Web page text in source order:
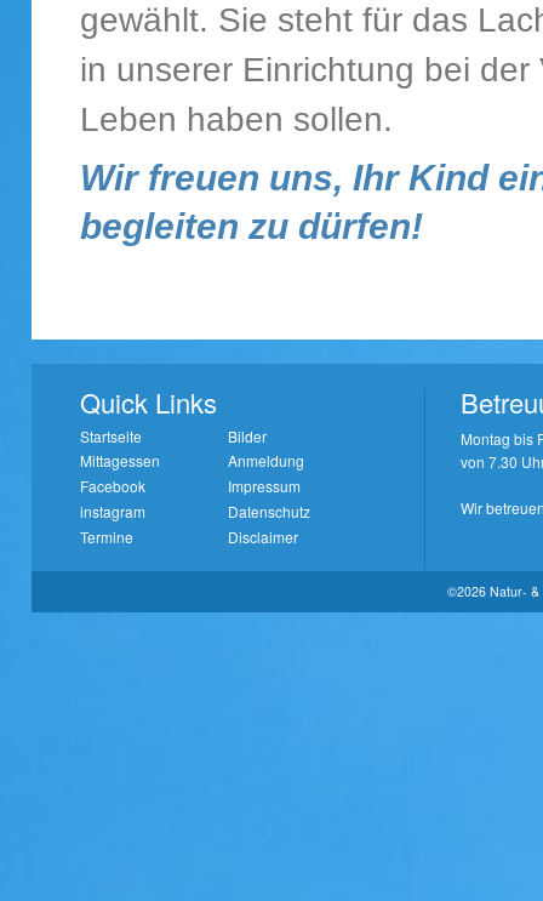
gewählt. Sie steht für das
in unserer Einrichtung bei
Leben haben sollen.
Wir freuen uns, Ihr Kind
begleiten zu dürfen!
Quick Links
Startseite
Bilder
Mittagessen
Anmeldung
Facebook
Impressum
instagram
Datenschutz
Termine
Disclaimer
Montag bis
von 7.30
Wir
©2026 Natur- &